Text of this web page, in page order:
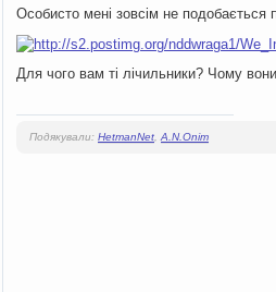
Особисто мені зовсім не подобається
Для чого вам ті лічильники? Чому
Подякували: HetmanNet,A.N.Onim